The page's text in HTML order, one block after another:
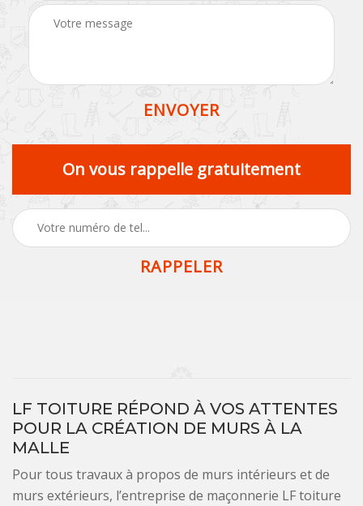
On vous rappelle gratuitement
LF TOITURE RÉPOND À VOS ATTENTES
POUR LA CRÉATION DE MURS À LA
MALLE
Pour tous travaux à propos de murs intérieurs et de
murs extérieurs, l’entreprise de maçonnerie LF toiture